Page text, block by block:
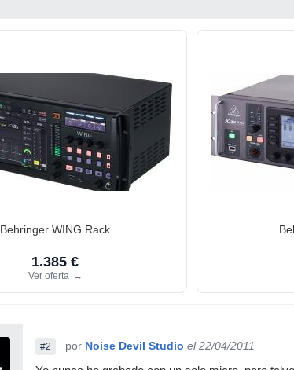
Behringer WING Rack
1.385 €
Ver oferta →
#2 por Noise Devil Studio el 22/04/2011